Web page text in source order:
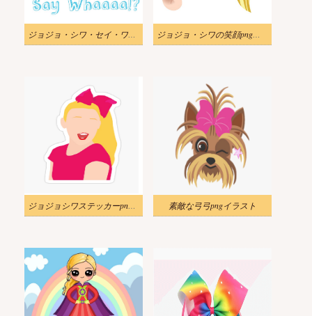
ジョジョ・シワ・セイ・ワアアア・pngイラスト ジョジョ・シワの笑顔pngイラスト
ジョジョシワステッカーpngイラスト 素敵な弓弓pngイラスト